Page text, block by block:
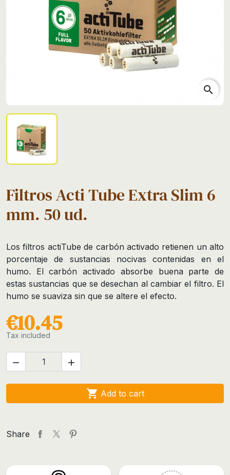
search
Filtros Acti Tube Extra Slim 6
mm. 50 ud.
Los filtros actiTube de carbón activado retienen un alto
porcentaje de sustancias nocivas contenidas en el
humo. El carbón activado absorbe buena parte de
estas sustancias que se desechan al cambiar el filtro. El
humo se suaviza sin que se altere el efecto.
€10.45
Tax included
 
 Add to cart
Share